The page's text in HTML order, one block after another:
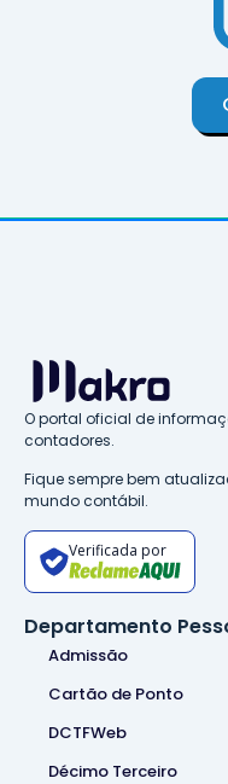
O portal oficial de
contadores.
Fique sempre bem
mundo contábil.
Verificada por
Departamento
Admissão
Cartão de Ponto
DCTFWeb
Décimo Terceiro